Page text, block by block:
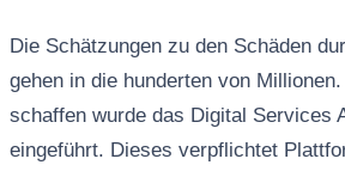
Die Schätzungen zu den Schäden
gehen in die hunderten von
schaffen wurde das Digital Services
eingeführt. Dieses verpflichtet